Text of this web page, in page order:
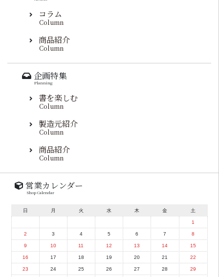
コラム
Column
商品紹介
Column
企画特集
Planning
書を楽しむ
Column
製造元紹介
Column
商品紹介
Column
営業カレンダー
Shop Calendar
日 月 火 水 木 金 土
1
2 3 4 5 6 7 8
9 10 11 12 13 14 15
16 17 18 19 20 21 22
23 24 25 26 27 28 29